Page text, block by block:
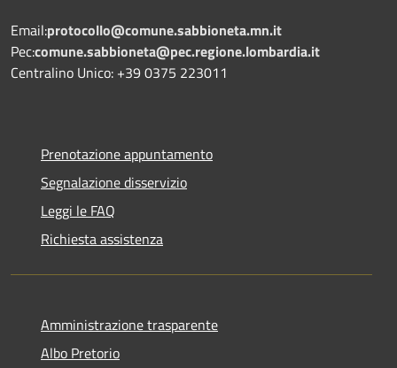
Email:protocollo@comune.sabbioneta.mn.it
Pec:comune.sabbioneta@pec.regione.lombardia.it
Centralino Unico: +39 0375 223011
Prenotazione appuntamento
Segnalazione disservizio
Leggi le FAQ
Richiesta assistenza
Amministrazione trasparente
Albo Pretorio